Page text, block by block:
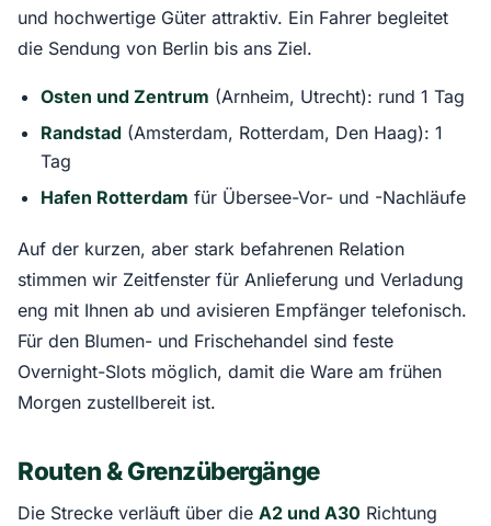
und hochwertige Güter attraktiv. Ein Fahrer begleitet
die Sendung von Berlin bis ans Ziel.
Osten und Zentrum (Arnheim, Utrecht): rund 1 Tag
Randstad (Amsterdam, Rotterdam, Den Haag): 1
Tag
Hafen Rotterdam für Übersee-Vor- und -Nachläufe
Auf der kurzen, aber stark befahrenen Relation
stimmen wir Zeitfenster für Anlieferung und Verladung
eng mit Ihnen ab und avisieren Empfänger telefonisch.
Für den Blumen- und Frischehandel sind feste
Overnight-Slots möglich, damit die Ware am frühen
Morgen zustellbereit ist.
Routen & Grenzübergänge
Die Strecke verläuft über die A2 und A30 Richtung